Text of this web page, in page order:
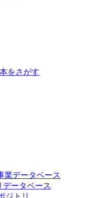
をさがす
業データベース
データベース